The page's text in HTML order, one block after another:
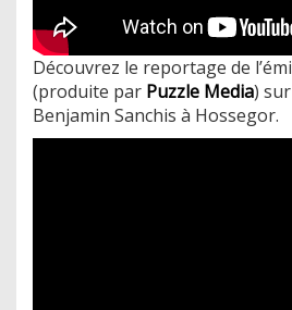
Découvrez le reportage de
(produite par Puzzle Media)
Benjamin Sanchis à Hossegor.